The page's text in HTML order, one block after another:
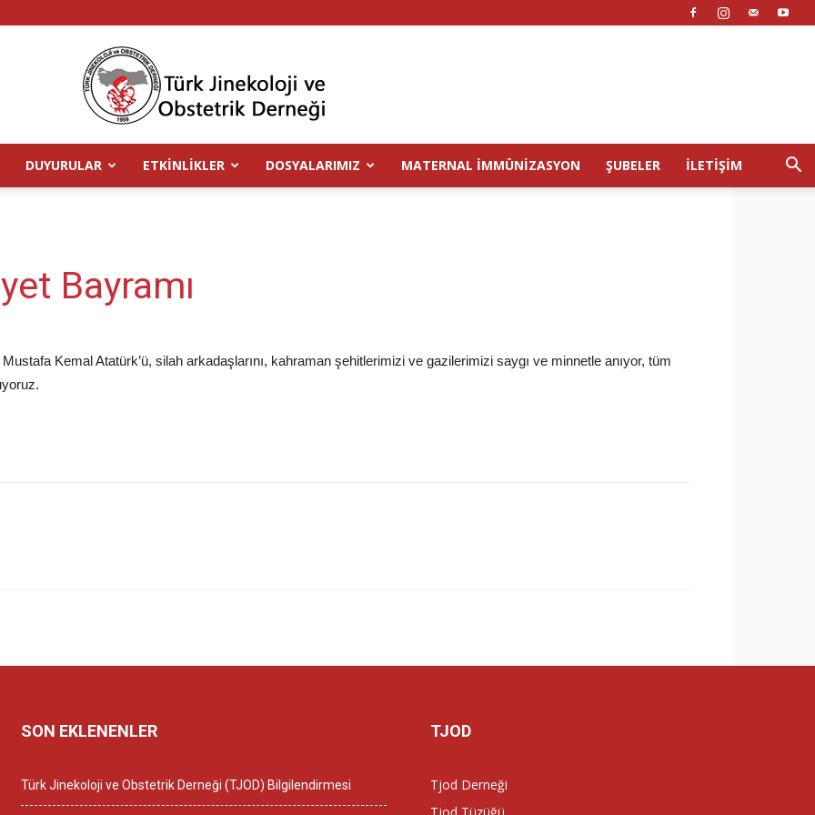
TJOD
DUYURULAR ETKINLIKLER DOSYALARIMIZ MATERNAL İMMÜNIZASYON ŞUBELER İLETIŞIM
Bayramı
Kemal Atatürk’ü, silah arkadaşlarını, kahraman şehitlerimizi ve gazilerimizi saygı ve minnetle anıyor, tüm
SON EKLENENLER
Türk Jinekoloji ve Obstetrik Derneği (TJOD) Bilgilendirmesi
TJOD
Tjod Derneği